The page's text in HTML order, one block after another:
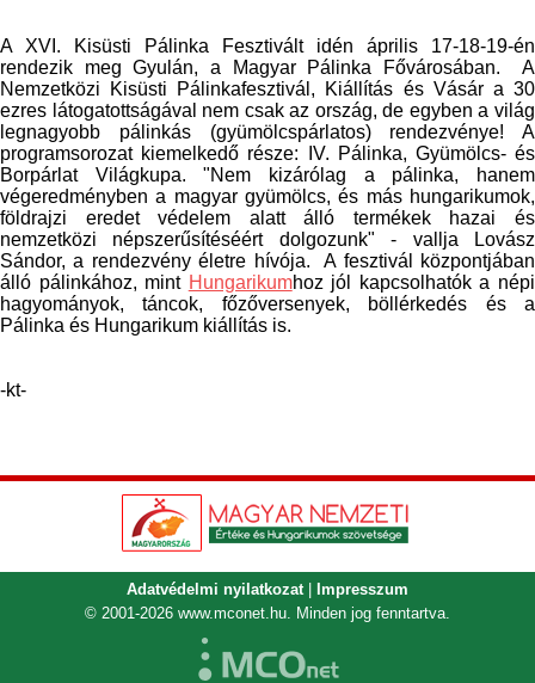
A XVI. Kisüsti Pálinka Fesztivált idén április 17-18-19-én
rendezik meg Gyulán, a Magyar Pálinka Fővárosában. A
Nemzetközi Kisüsti Pálinkafesztivál, Kiállítás és Vásár a 30
ezres látogatottságával nem csak az ország, de egyben a világ
legnagyobb pálinkás (gyümölcspárlatos) rendezvénye! A
programsorozat kiemelkedő része: IV. Pálinka, Gyümölcs- és
Borpárlat Világkupa. "Nem kizárólag a pálinka, hanem
végeredményben a magyar gyümölcs, és más hungarikumok,
földrajzi eredet védelem alatt álló termékek hazai és
nemzetközi népszerűsítéséért dolgozunk" - vallja Lovász
Sándor, a rendezvény életre hívója. A fesztivál központjában
álló pálinkához, mint Hungarikumhoz jól kapcsolhatók a népi
hagyományok, táncok, főzőversenyek, böllérkedés és a
Pálinka és Hungarikum kiállítás is.
-kt-
Adatvédelmi nyilatkozat|
Impresszum
© 2001-2026 www.mconet.hu. Minden jog fenntartva.